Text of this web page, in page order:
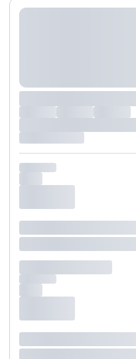
maksymalny limit dla 1 pokoju.